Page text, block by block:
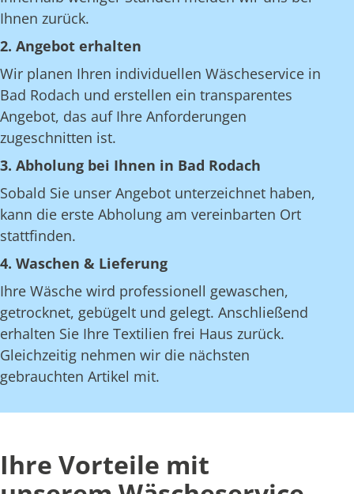
Ihnen zurück.
2. Angebot erhalten
Wir planen Ihren individuellen Wäscheservice in
Bad Rodach und erstellen ein transparentes
Angebot, das auf Ihre Anforderungen
zugeschnitten ist.
3. Abholung bei Ihnen in Bad Rodach
Sobald Sie unser Angebot unterzeichnet haben,
kann die erste Abholung am vereinbarten Ort
stattfinden.
4. Waschen & Lieferung
Ihre Wäsche wird professionell gewaschen,
getrocknet, gebügelt und gelegt. Anschließend
erhalten Sie Ihre Textilien frei Haus zurück.
Gleichzeitig nehmen wir die nächsten
gebrauchten Artikel mit.
Ihre Vorteile mit